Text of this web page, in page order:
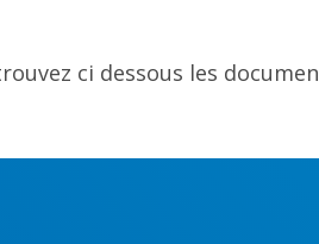
ci dessous les